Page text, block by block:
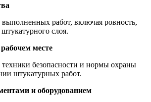
выполненных работ, включая ровность,
слоя.
месте
безопасности и нормы охраны
штукатурных работ.
и оборудованием